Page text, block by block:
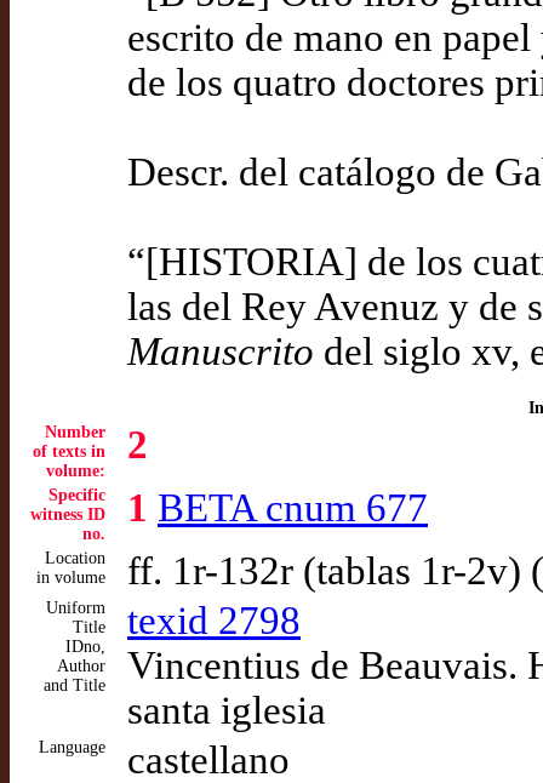
escrito de mano en
de los quatro doctores
Descr. del catálogo de
“[HISTORIA] de los
las del Rey Avenuz y de
Manuscrito del siglo xv,
Number
of texts in
volume:
2
Specific
witness ID
no.
1 BETA cnum 677
Location
in volume
ff. 1r-132r (tablas 1r-2v)
Uniform
Title
IDno,
Author
and Title
texid 2798
Vincentius de Beauvais.
santa iglesia
Language castellano